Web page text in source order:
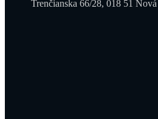
Trenčianska 66/28, 018 51